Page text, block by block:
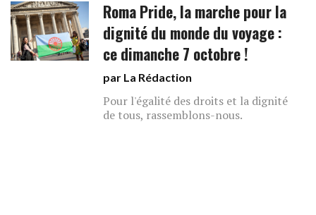
Roma Pride, la marche pour la
dignité du monde du voyage :
ce dimanche 7 octobre !
par La Rédaction
Pour l'égalité des droits et la dignité
de tous, rassemblons-nous.